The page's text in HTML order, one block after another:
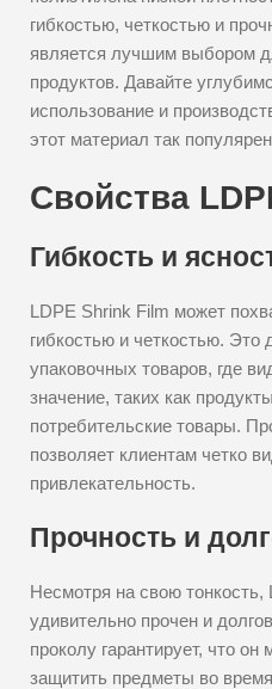
гибкостью, четкостью и
является лучшим выбором
продуктов. Давайте
использование и
этот материал так
Свойства
Гибкость и
LDPE Shrink Film может
гибкостью и четкостью.
упаковочных товаров, где
значение, таких как
потребительские товары.
позволяет клиентам четко
привлекательность.
Прочность и
Несмотря на свою тонкость,
удивительно прочен и
проколу гарантирует, что
защитить предметы во